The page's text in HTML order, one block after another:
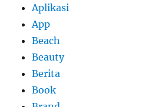
Aplikasi
App
Beach
Beauty
Berita
Book